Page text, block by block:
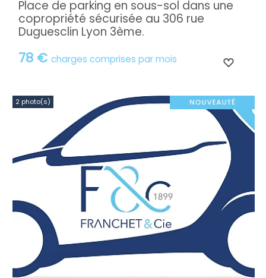
78 € charges comprises par mois
Place de parking en sous-sol dans une
copropriété sécurisée au 306 rue
Duguesclin Lyon 3ème.
2 photo(s)